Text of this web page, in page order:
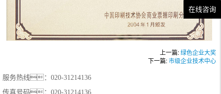
在线咨询
上一篇:绿色企业大奖
下一篇:市级企业技术中心
服务热线：020-31214136
传真号码：020-31214136